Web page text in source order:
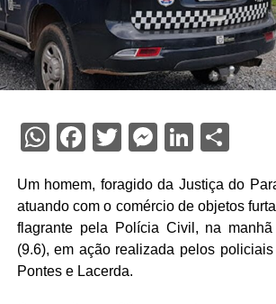
WhatsApp
Facebook
Twitter
Um homem, foragido da Justiça do
atuando com o comércio de objetos
flagrante pela Polícia Civil, na manhã
(9.6), em ação realizada pelos
Pontes e Lacerda.